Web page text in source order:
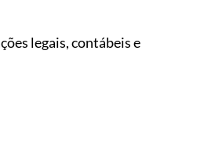
legais, contábeis e